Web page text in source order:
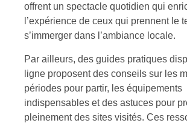
offrent un spectacle quotidien qui
l’expérience de ceux qui prennent le
s’immerger dans l’ambiance locale.
Par ailleurs, des guides pratiques
ligne proposent des conseils sur les
périodes pour partir, les équipements
indispensables et des astuces pour
pleinement des sites visités. Ces